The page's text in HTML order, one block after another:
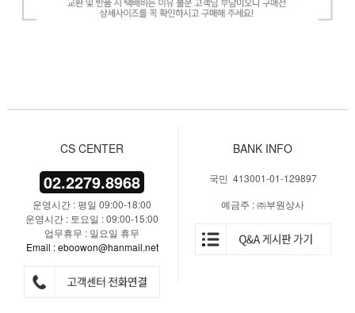
CS CENTER
02.2279.8968
운영시간 : 평일 09:00-18:00
운영시간 : 토요일 : 09:00-15:00
업무휴무 : 일요일 휴무
Email : eboowon@hanmail.net
BANK INFO
국민 413001-01-129897
예금주 : ㈜부원상사